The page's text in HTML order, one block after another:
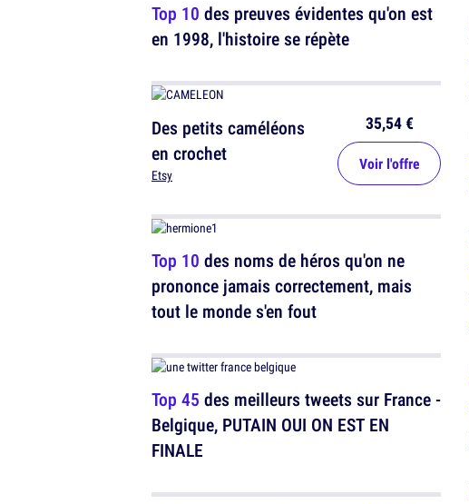
Top 10 des preuves évidentes qu'on est
en 1998, l'histoire se répète
Des petits caméléons
en crochet
Etsy
35,54 €
Voir l'offre
Top 10 des noms de héros qu'on ne
prononce jamais correctement, mais
tout le monde s'en fout
Top 45 des meilleurs tweets sur France -
Belgique, PUTAIN OUI ON EST EN
FINALE